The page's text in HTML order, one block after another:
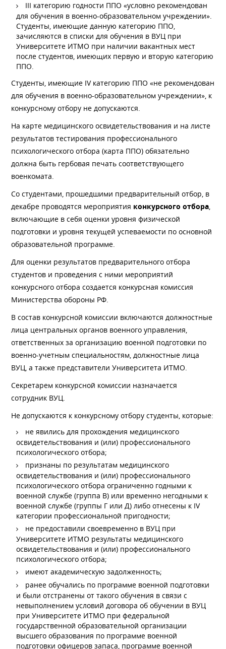
III категорию годности ППО «условно рекомендован
для обучения в военно-образовательном учреждении».
Студенты, имеющие данную категорию ППО,
зачисляются в списки для обучения в ВУЦ при
Университете ИТМО при наличии вакантных мест
после студентов, имеющих первую и вторую категорию
ППО.
Студенты, имеющие IV категорию ППО «не рекомендован
для обучения в военно-образовательном учреждении», к
конкурсному отбору не допускаются.
На карте медицинского освидетельствования и на листе
результатов тестирования профессионального
психологического отбора (карта ППО) обязательно
должна быть гербовая печать соответствующего
военкомата.
Со студентами, прошедшими предварительный отбор, в
декабре проводятся мероприятия конкурсного отбора,
включающие в себя оценки уровня физической
подготовки и уровня текущей успеваемости по основной
образовательной программе.
Для оценки результатов предварительного отбора
студентов и проведения с ними мероприятий
конкурсного отбора создается конкурсная комиссия
Министерства обороны РФ.
В состав конкурсной комиссии включаются должностные
лица центральных органов военного управления,
ответственных за организацию военной подготовки по
военно-учетным специальностям, должностные лица
ВУЦ, а также представители Университета ИТМО.
Секретарем конкурсной комиссии назначается
сотрудник ВУЦ.
Не допускаются к конкурсному отбору студенты, которые:
не явились для прохождения медицинского
освидетельствования и (или) профессионального
психологического отбора;
признаны по результатам медицинского
освидетельствования и (или) профессионального
психологического отбора ограниченно годными к
военной службе (группа В) или временно негодными к
военной службе (группы Г или Д) либо отнесены к IV
категории профессиональной пригодности;
не предоставили своевременно в ВУЦ при
Университете ИТМО результаты медицинского
освидетельствования и (или) профессионального
психологического отбора;
имеют академическую задолженность;
ранее обучались по программе военной подготовки
и были отстранены от такого обучения в связи с
невыполнением условий договора об обучении в ВУЦ
при Университете ИТМО при федеральной
государственной образовательной организации
высшего образования по программе военной
подготовки офицеров запаса, программе военной